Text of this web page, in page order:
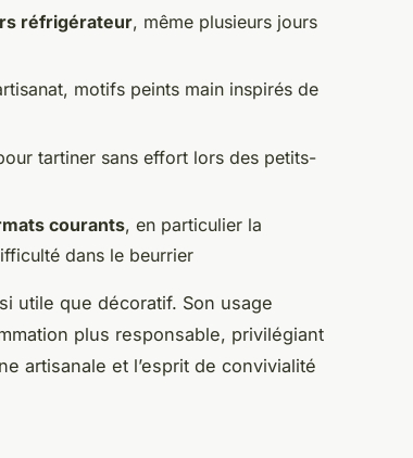
réfrigérateur, même plusieurs jours
motifs peints main inspirés de
tartiner sans effort lors des petits-
courants, en particulier la
dans le beurrier
utile que décoratif. Son usage
plus responsable, privilégiant
artisanale et l’esprit de convivialité